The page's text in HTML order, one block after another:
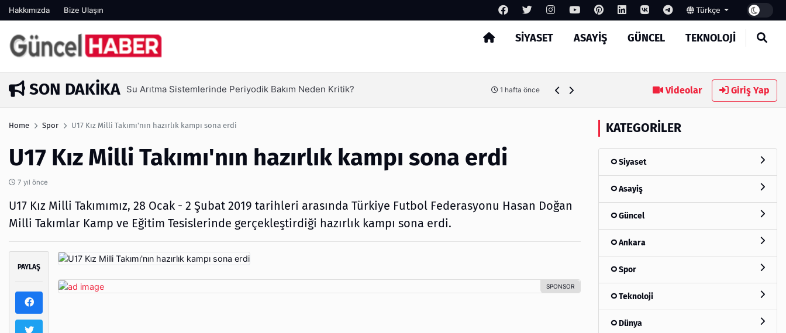
Hakkımızda Bize Ulaşın Türkçe
SIYASET ASAYIŞ GÜNCEL TEKNOLOJI
Arama
SON DAKIKA
6 gün önce Su Arıtma Sistemlerinde Periyodik Bakım Neden Kritik? 1 hafta önce Ambalaj Süreçlerinde Yeni Nesil Verimliliği Olimpack ile
Videolar Giriş Yap
Home Spor U17 Kız Milli Takımı'nın hazırlık kampı sona erdi
U17 Kız Milli Takımı'nın hazırlık kampı sona erdi
7 yıl önce
U17 Kız Milli Takımımız, 28 Ocak - 2 Şubat 2019 tarihleri arasında Türkiye Futbol Federasyonu Hasan Doğan
Milli Takımlar Kamp ve Eğitim Tesislerinde gerçekleştirdiği hazırlık kampı sona erdi.
PAYLAŞ
KATEGORILER
Siyaset
Asayiş
Güncel
Ankara
Spor
Teknoloji
Dünya